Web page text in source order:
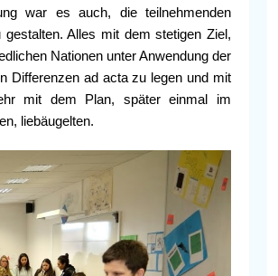
war es auch, die teilnehmenden
Alles mit dem stetigen Ziel,
Nationen unter Anwendung der
Differenzen ad acta zu legen und mit
mit dem Plan, später einmal im
liebäugelten.